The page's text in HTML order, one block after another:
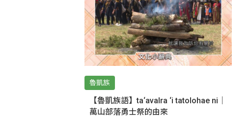
魯凱族
【魯凱族語】ta‘avalra ‘i tatolohae ni｜
萬山部落勇士祭的由來